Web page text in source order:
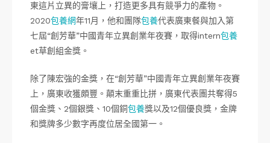
東這片立異的膏壤上，打造更多具有競爭力的產物。
2020包養網年11月，他和團隊包養代表廣東餐與加入第
七屆“創芳華”中國青年立異創業年夜賽，取得intern包養
et草創組金獎。
除了陳宏強的金獎，在“創芳華”中國青年立異創業年夜賽
上，廣東收獲頗豐。顛末重重比拼，廣東代表團共奪得5
個金獎、2個銀獎、10個銅包養獎以及12個優良獎，金牌
和獎牌多少數字再度位居全國第一。